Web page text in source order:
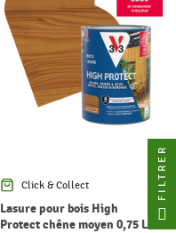
Click & Collect
Lasure pour bois High
Protect chêne moyen 0,75 L
FILTRER